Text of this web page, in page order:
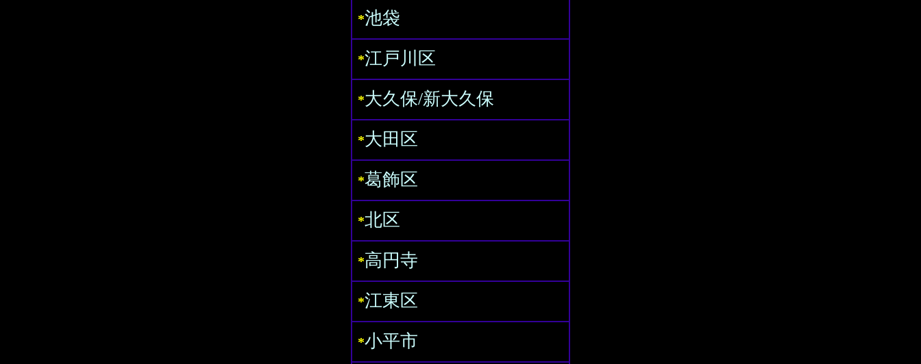
*池袋
*江戸川区
*大久保/新大久保
*大田区
*葛飾区
*北区
*高円寺
*江東区
*小平市